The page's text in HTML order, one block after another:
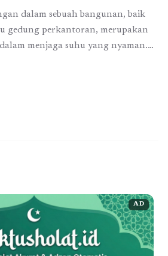
dalam sebuah bangunan, baik
gedung perkantoran, merupakan
menjaga suhu yang nyaman.
udara, seperti AC (Air
AD